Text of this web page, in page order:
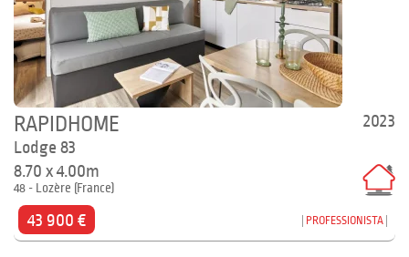
2023
RAPIDHOME
Lodge 83
8.70 x 4.00m
48 - Lozère (France)
43 900 € PROFESSIONISTA